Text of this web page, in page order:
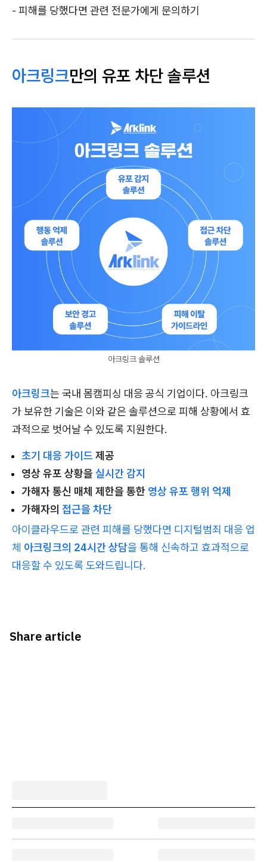
- 피해를 당했다면 관련 전문가에게 문의하기
아크링크만의 유포 차단 솔루션
아크링크 솔루션
아크링크는 국내 몸캠피싱 대응 공식 기업이다. 아크링크
가 보유한 기술은 이와 같은 솔루션으로 피해 상황에서 효
과적으로 벗어날 수 있도록 지원한다.
초기 대응 가이드 제공
영상 유포 상황을 실시간 감지
가해자 통신 매체 제한을 통한 영상 유포 행위 억제
가해자의 접근을 차단
아이클라우드로 관련 피해를 당했다면 디지털범죄 대응 업
체 아크링크의 24시간 상담을 통해 신속하고 효과적으로
대응할 수 있도록 도와드립니다.
Share article